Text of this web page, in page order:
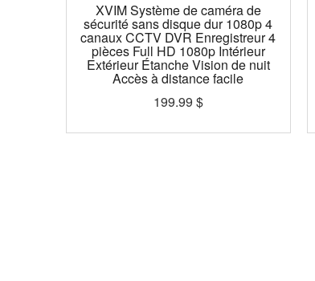
XVIM Système de caméra de
sécurité sans disque dur 1080p 4
canaux CCTV DVR Enregistreur 4
pièces Full HD 1080p Intérieur
Extérieur Étanche Vision de nuit
Accès à distance facile
199.99 $